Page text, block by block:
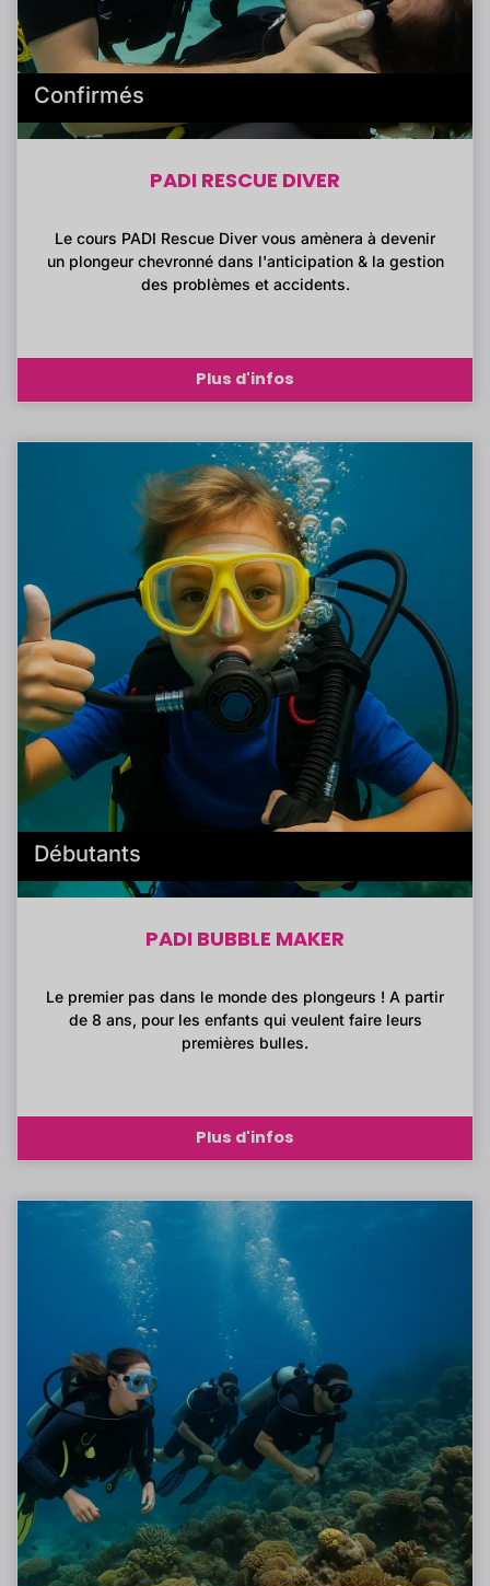
Confirmés
PADI RESCUE DIVER
Le cours PADI Rescue Diver vous amènera à devenir
un plongeur chevronné dans l'anticipation & la gestion
des problèmes et accidents.
Plus d'infos
Débutants
PADI BUBBLE MAKER
Le premier pas dans le monde des plongeurs ! A partir
de 8 ans, pour les enfants qui veulent faire leurs
premières bulles.
Plus d'infos